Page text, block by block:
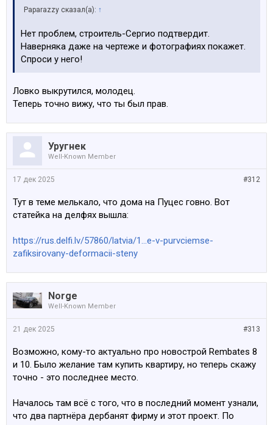
Paparazzy сказал(а): ↑
Нет проблем, строитель-Сергио подтвердит.
Наверняка даже на чертеже и фотографиях покажет.
Спроси у него!
Ловко выкрутился, молодец.
Теперь точно вижу, что ты был прав.
Уругнек
Well-Known Member
#312
17 дек 2025
Тут в теме мелькало, что дома на Пуцес говно. Вот
статейка на делфях вышла:
https://rus.delfi.lv/57860/latvia/1...e-v-purvciemse-
zafiksirovany-deformacii-steny
Norge
Well-Known Member
#313
21 дек 2025
Возможно, кому-то актуально про новострой Rembates 8
и 10. Было желание там купить квартиру, но теперь скажу
точно - это последнее место.
Началось там всё с того, что в последний момент узнали,
что два партнёра дербанят фирму и этот проект. По